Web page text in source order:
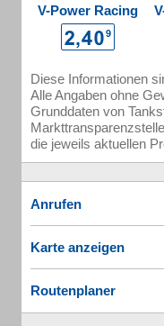
V-Power Racing
Diese Informationen
Alle Angaben ohne
Grunddaten von
die jeweils aktuellen
Anrufen
Karte anzeigen
Routenplaner